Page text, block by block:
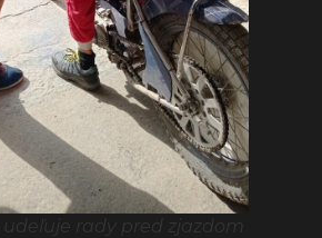
rady pred zjazdom